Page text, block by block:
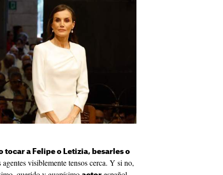
tocar a Felipe o Letizia, besarles o
visiblemente tensos cerca. Y si no,